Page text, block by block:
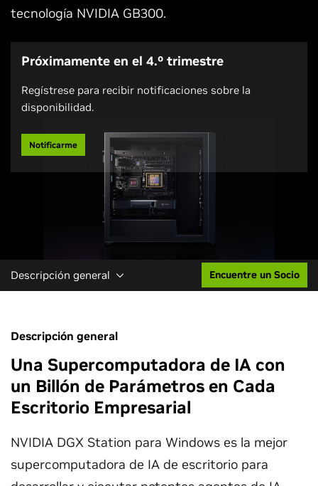
tecnología NVIDIA GB300.
Próximamente en el 4.º trimestre
Regístrese para recibir notificaciones sobre la
disponibilidad.
Notificarme
Descripción general Encuentre un Socio
Descripción general
Una Supercomputadora de IA con
un Billón de Parámetros en Cada
Escritorio Empresarial
NVIDIA DGX Station para Windows es la mejor
supercomputadora de IA de escritorio para